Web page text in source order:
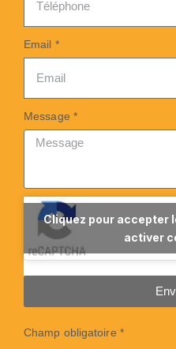
Email *
Message *
Cliquez pour accepter
activer
Champ obligatoire *